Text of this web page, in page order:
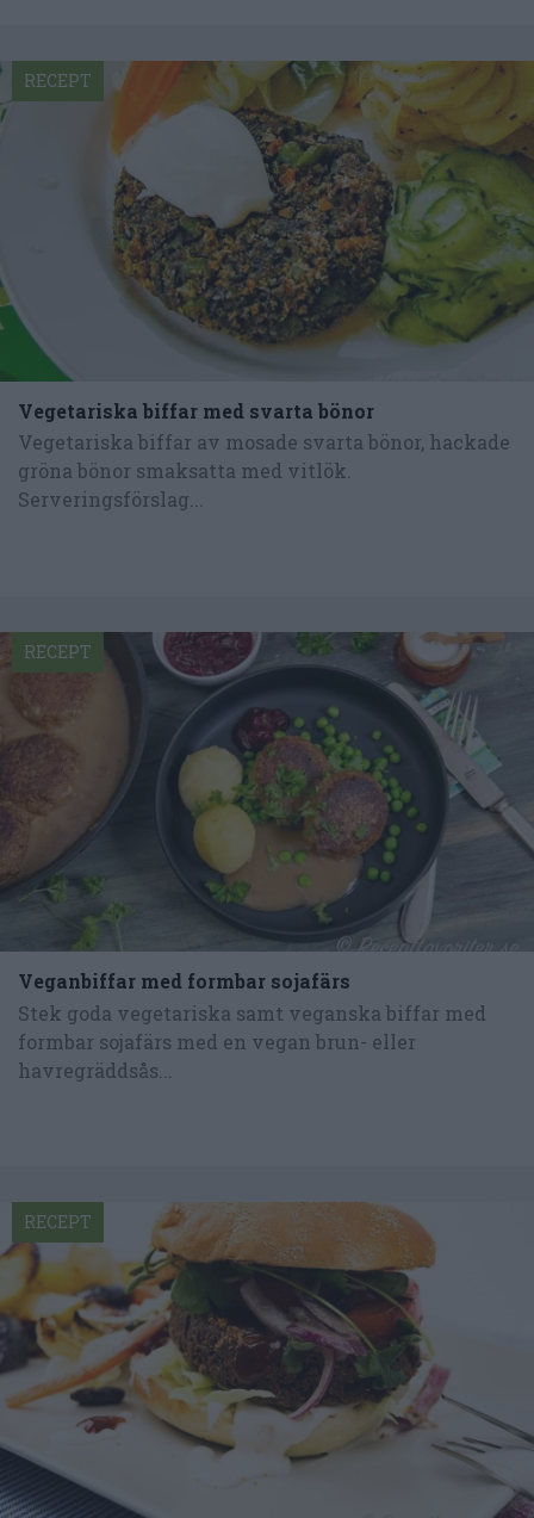
Vegetariska biffar med svarta bönor
Vegetariska biffar av mosade svarta bönor, hackade
gröna bönor smaksatta med vitlök.
Serveringsförslag...
RECEPT
Veganbiffar med formbar sojafärs
Stek goda vegetariska samt veganska biffar med
formbar sojafärs med en vegan brun- eller
havregräddsås...
RECEPT
RECEPT